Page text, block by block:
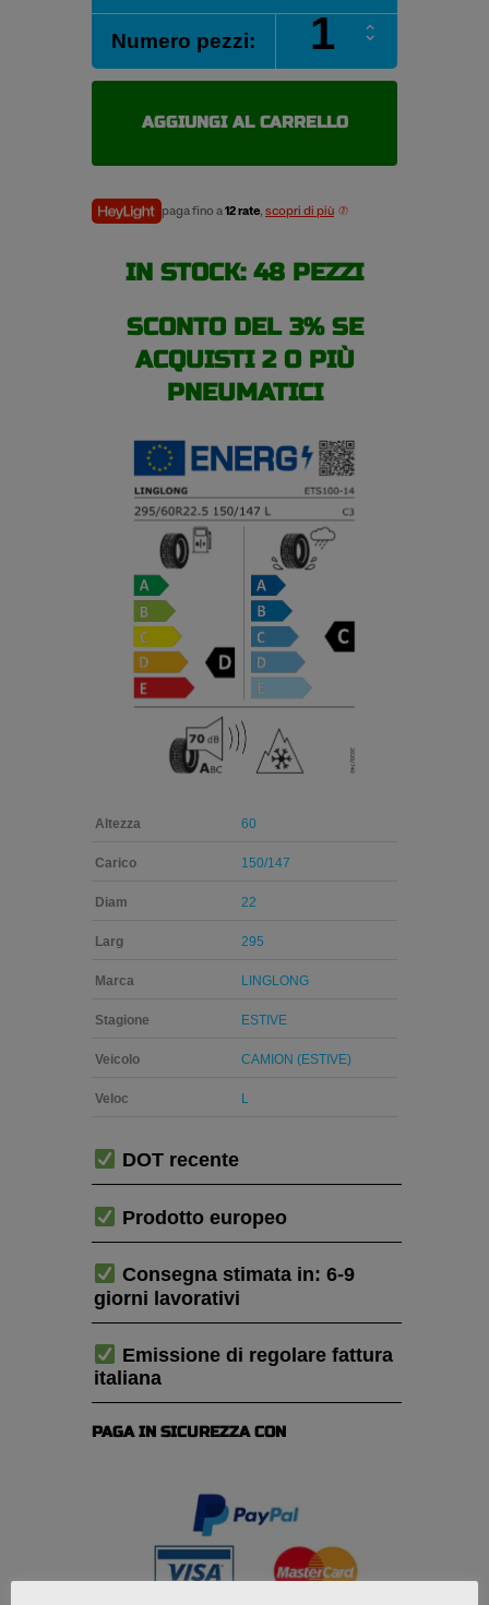
Numero pezzi:
LINGLONG
ETS100
295/60
150/147L
AGGIUNGI AL CARRELLO
paga fino a12 rate, scopri di più
IN STOCK: 48 PEZZI
SCONTO DEL 3% SE
ACQUISTI 2 O PIÙ
PNEUMATICI
Altezza 60
Carico 150/147
Diam 22
Larg 295
Marca LINGLONG
Stagione ESTIVE
Veicolo CAMION (ESTIVE)
Veloc L
DOT recente
Prodotto europeo
Consegna stimata in: 6-9
giorni lavorativi
Emissione di regolare fattura
italiana
PAGA IN SICUREZZA CON